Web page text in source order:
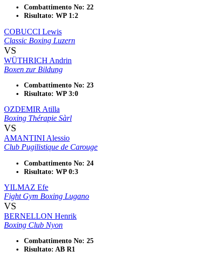
Combattimento No: 22
Risultato: WP 1:2
COBUCCI Lewis
Classic Boxing Luzern
VS
WÜTHRICH Andrin
Boxen zur Bildung
Combattimento No: 23
Risultato: WP 3:0
OZDEMIR Atilla
Boxing Thérapie Sàrl
VS
AMANTINI Alessio
Club Pugilistique de Carouge
Combattimento No: 24
Risultato: WP 0:3
YILMAZ Efe
Fight Gym Boxing Lugano
VS
BERNELLON Henrik
Boxing Club Nyon
Combattimento No: 25
Risultato: AB R1